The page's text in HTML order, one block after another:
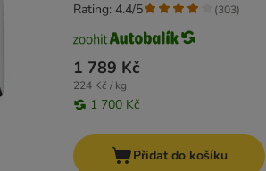
1 789 Kč
224 Kč / kg
1 700 Kč
Rating: 4.4/5 (303)
Přidat do košíku